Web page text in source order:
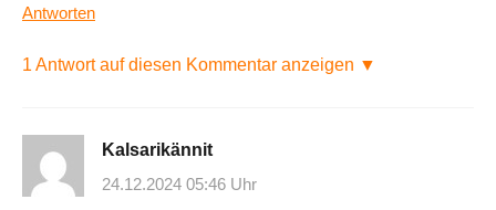
Antworten
1 Antwort auf diesen Kommentar anzeigen ▼
Kalsarikännit
24.12.2024 05:46 Uhr